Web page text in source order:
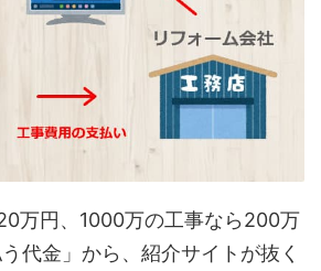
万円、1000万の工事なら200万
代金」から、紹介サイトが抜く